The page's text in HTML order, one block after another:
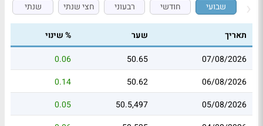
שבועי חודשי רבעוני חצי שנתי שנתי
תאריך שער
% שינוי
07/08/2026
50.65
0.06
06/08/2026
50.62
0.14
05/08/2026
50.5,497
0.05